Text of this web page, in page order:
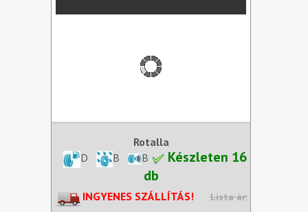
Rotalla
D
B B
Készleten 16
db
INGYENES SZÁLLÍTÁS!
Lista ár: